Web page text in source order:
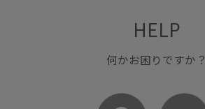
HELP
何かお困りですか？